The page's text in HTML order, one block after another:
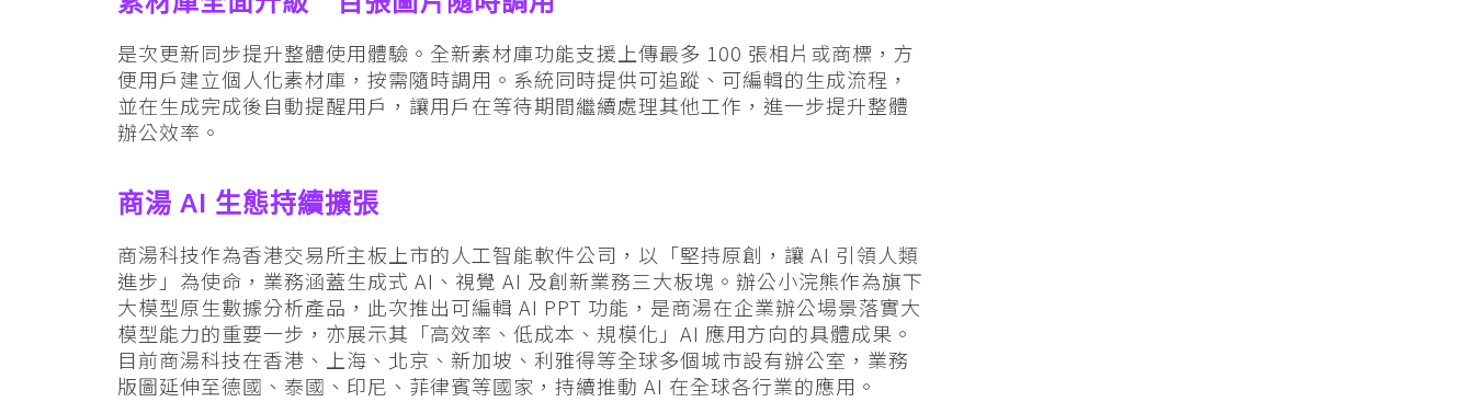
是次更新同步提升整體使用體驗。全新素材庫功能支援上傳最多 100 張相片或商標，方
便用戶建立個人化素材庫，按需隨時調用。系統同時提供可追蹤、可編輯的生成流程，
並在生成完成後自動提醒用戶，讓用戶在等待期間繼續處理其他工作，進一步提升整體
辦公效率。
商湯 AI 生態持續擴張
商湯科技作為香港交易所主板上市的人工智能軟件公司，以「堅持原創，讓 AI 引領人類
進步」為使命，業務涵蓋生成式 AI、視覺 AI 及創新業務三大板塊。辦公小浣熊作為旗下
大模型原生數據分析產品，此次推出可編輯 AI PPT 功能，是商湯在企業辦公場景落實大
模型能力的重要一步，亦展示其「高效率、低成本、規模化」AI 應用方向的具體成果。
目前商湯科技在香港、上海、北京、新加坡、利雅得等全球多個城市設有辦公室，業務
版圖延伸至德國、泰國、印尼、菲律賓等國家，持續推動 AI 在全球各行業的應用。